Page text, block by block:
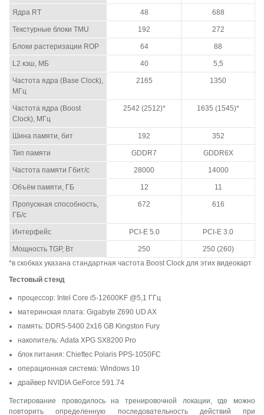
Ядра RT 48 688
Текстурные блоки TMU 192 272
Блоки растеризации ROP 64 88
L2 кэш, МБ 40 5,5
Частота ядра (Base Clock),
МГц
2165 1350
Частота ядра (Boost
Clock), МГц
2542 (2512)* 1635 (1545)*
Шина памяти, бит 192 352
Тип памяти GDDR7 GDDR6X
Частота памяти Гбит/с 28000 14000
Объём памяти, ГБ 12 11
Пропускная способность,
ГБ/с
672 616
Интерфейс PCI-E 5.0 PCI-E 3.0
Мощность TGP, Вт 250
250 (260)
*в скобках указана стандартная частота Boost Clock для этих видеокарт
Тестовый стенд
процессор: Intel Core i5-12600KF @5,1 ГГц
материнская плата: Gigabyte Z690 UD AX
память: DDR5-5400 2x16 GB Kingston Fury
накопитель: Adata XPG SX8200 Pro
блок питания: Chieftec Polaris PPS-1050FC
операционная система: Windows 10
драйвер NVIDIA GeForce 591.74
Тестирование проводилось на тренировочной локации, где можно
повторить определенную последовательность действий при